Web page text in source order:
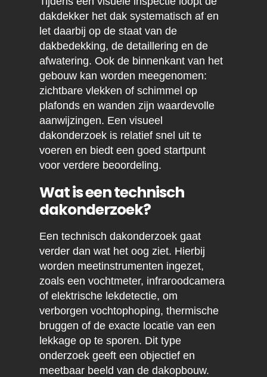
dakdekker het dak systematisch af en
let daarbij op de staat van de
dakbedekking, de detaillering en de
afwatering. Ook de binnenkant van het
gebouw kan worden meegenomen:
zichtbare vlekken of schimmel op
plafonds en wanden zijn waardevolle
aanwijzingen. Een visueel
dakonderzoek is relatief snel uit te
voeren en biedt een goed startpunt
voor verdere beoordeling.
Wat is een technisch
dakonderzoek?
Een technisch dakonderzoek gaat
verder dan wat het oog ziet. Hierbij
worden meetinstrumenten ingezet,
zoals een vochtmeter, infraroodcamera
of elektrische lekdetectie, om
verborgen vochtophoping, thermische
bruggen of de exacte locatie van een
lekkage op te sporen. Dit type
onderzoek geeft een objectief en
meetbaar beeld van de dakopbouw.